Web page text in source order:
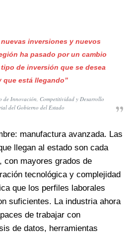
inversiones y nuevos
ha pasado por un cambio
de inversión que se desea
que está llegando”
de Innovación, Competitividad y Desarrollo
del Gobierno del Estado
manufactura avanzada. Las
llegan al estado son cada
mayores grados de
tecnológica y complejidad
que los perfiles laborales
suficientes. La industria ahora
de trabajar con
de datos, herramientas